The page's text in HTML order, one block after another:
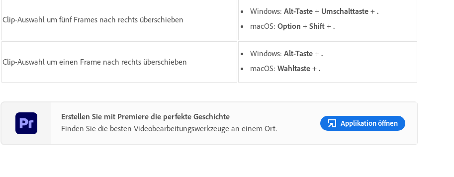
Clip-Auswahl um fünf Frames nach rechts überschieben
Windows: Alt-Taste + Umschalttaste + .
macOS: Option + Shift + .
Clip-Auswahl um einen Frame nach rechts überschieben
Windows: Alt-Taste + .
macOS: Wahltaste + .
Erstellen Sie mit Premiere die perfekte Geschichte
Finden Sie die besten Videobearbeitungswerkzeuge an einem Ort.
Applikation öffnen